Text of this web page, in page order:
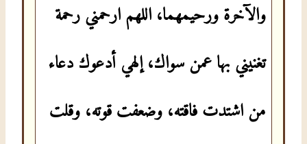
والآخرة ورحيمهما، اللهم ارحمني رحمة
تغنيني بها عمن سواك، إلهي أدعوك دعاء
من اشتدت فاقته، وضعفت قوته، وقلت